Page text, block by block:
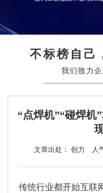
不标榜自己
我们致力
“点焊机”“碰焊机
文章出处： 创力 人
传统行业都开始互联